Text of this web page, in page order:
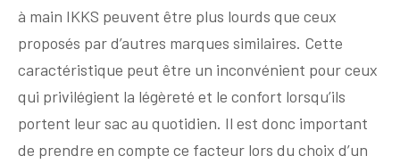
à main IKKS peuvent être plus lourds que ceux
proposés par d’autres marques similaires. Cette
caractéristique peut être un inconvénient pour ceux
qui privilégient la légèreté et le confort lorsqu’ils
portent leur sac au quotidien. Il est donc important
de prendre en compte ce facteur lors du choix d’un